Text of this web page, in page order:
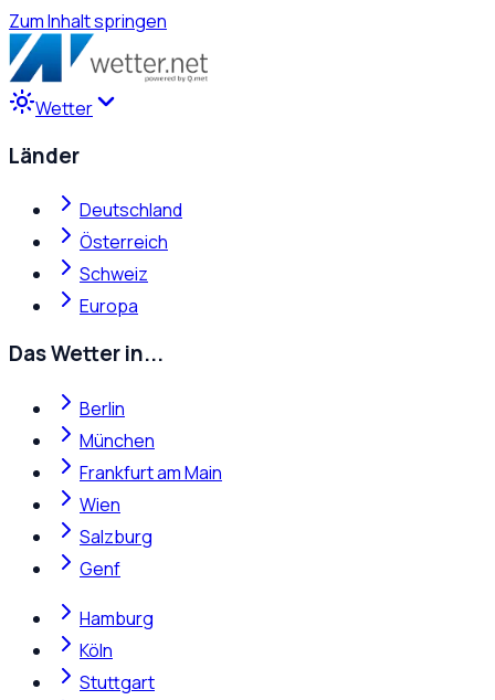
Zum Inhalt springen
Wetter
Länder
Deutschland
Österreich
Schweiz
Europa
Das Wetter in...
Berlin
München
Frankfurt am Main
Wien
Salzburg
Genf
Hamburg
Köln
Stuttgart